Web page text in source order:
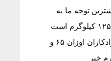
توجه ما به
آزادكاران اوزان ۶۵ و ۱۲۵ كیلوگرم است
بيشترين توجه ما به آزادكاران اوزان ۶۵ و